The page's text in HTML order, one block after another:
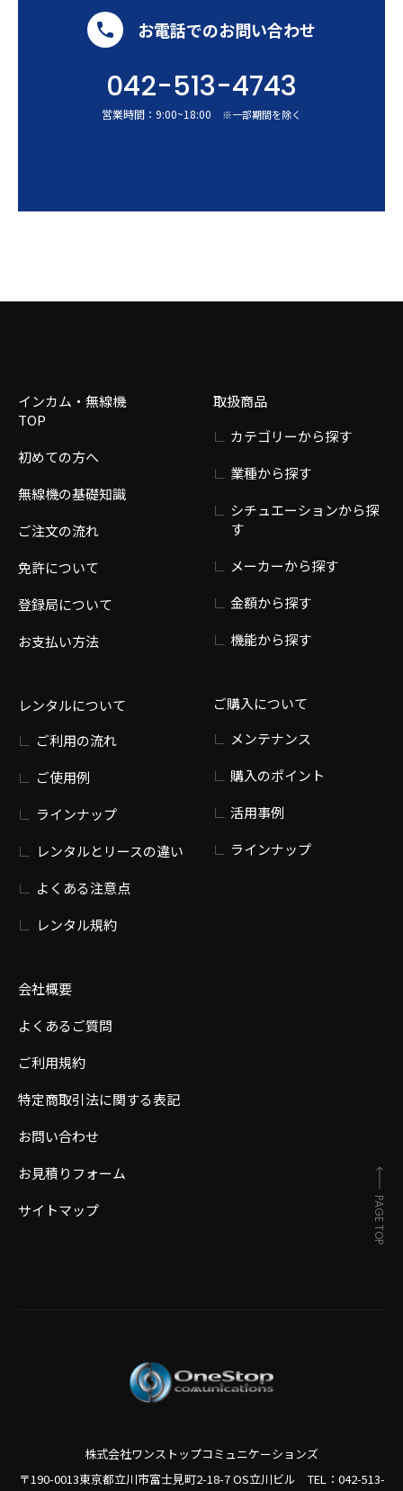
お電話でのお問い合わせ
042-513-4743
営業時間： 9:00~18:00 ※一部期間を除く
インカム・無線機
TOP
初めての方へ
無線機の基礎知識
ご注文の流れ
免許について
登録局について
お支払い方法
レンタルについて
ご利用の流れ
ご使用例
ラインナップ
レンタルとリースの違い
よくある注意点
レンタル規約
会社概要
よくあるご質問
ご利用規約
特定商取引法に関する表記
お問い合わせ
お見積りフォーム
サイトマップ
取扱商品
カテゴリーから探す
業種から探す
シチュエーションから探
す
メーカーから探す
金額から探す
機能から探す
ご購入について
メンテナンス
購入のポイント
活用事例
ラインナップ
株式会社ワンストップコミュニケーションズ
〒190-0013東京都立川市富士見町2-18-7 OS立川ビル TEL： 042-513-
PAGE TOP